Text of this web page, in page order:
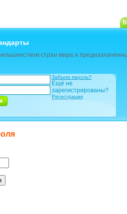
стран мира и
Забыли пароль?
Ещё не
зарегистрированы?
Регистрация